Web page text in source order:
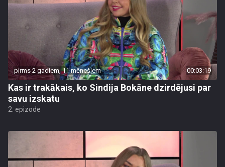
pirms 2 gadiem, 11 mēnešiem 00:03:19
Kas ir trakākais, ko Sindija Bokāne dzirdējusi par
savu izskatu
2. epizode